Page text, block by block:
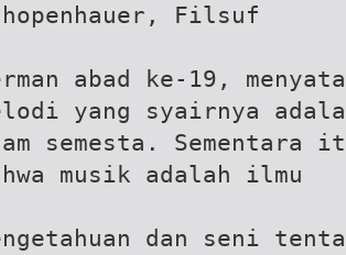
Filsuf
abad ke-19,
yang syairnya
semesta. Sementara
musik adalah ilmu
dan seni